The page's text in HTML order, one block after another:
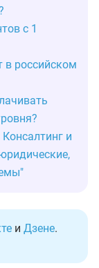
с 1
в российском
и
и Дзене.